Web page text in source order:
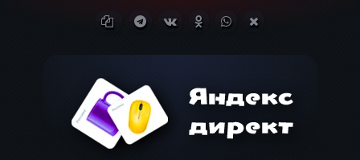
Копировать ссылку
Поделиться в Telegram
Поделиться ВКонтакте
Поделиться в
Поделиться в